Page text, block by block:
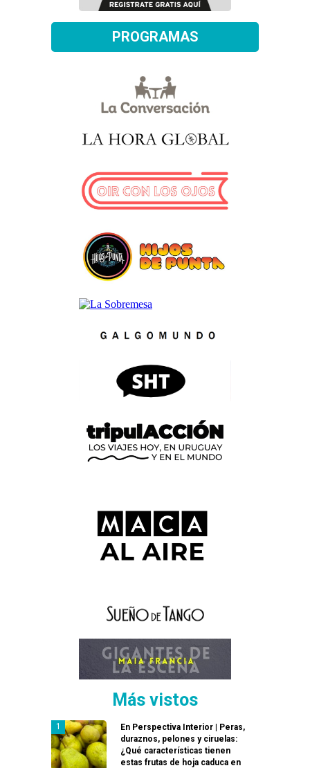
PROGRAMAS
Más vistos
En Perspectiva Interior | Peras,
duraznos, pelones y ciruelas:
¿Qué características tienen
estas frutas de hoja caduca en